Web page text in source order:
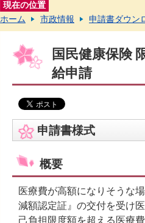
現在の位置
ホーム
市政情報 申請書ダウン
国民健康保険
給申請
申請書様式
概要
医療費が高額になりそうな
減額認定証』の交付を受け
己負担限度額を超える医療